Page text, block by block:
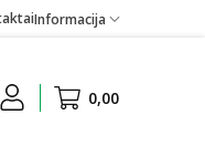
Informacija
0,00